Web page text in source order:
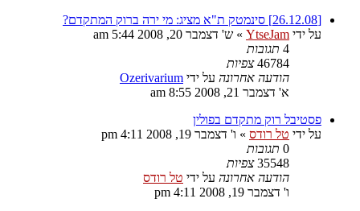
[26.12.08] סינמטק ת"א מציג: מי ירה ברוק המתקדם?
על ידי YtseJam
» ש' דצמבר 20, 2008 5:44 am
4 תגובות
46784 צפיות
הודעה אחרונה על ידי Ozerivarium
א' דצמבר 21, 2008 8:55 am
פסטיבל רוק מתקדם בפולין
על ידי טל רודס » ו' דצמבר 19, 2008 4:11 pm
0 תגובות
35548 צפיות
הודעה אחרונה על ידי טל רודס
ו' דצמבר 19, 2008 4:11 pm